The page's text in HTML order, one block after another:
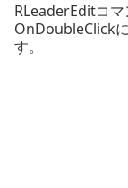
RLeaderEditコ
OnDoubleClick
す。